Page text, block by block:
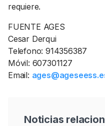
requiere.
FUENTE AGES
Cesar Derqui
Telefono: 914356387
Móvil: 607301127
Email:
Noticias